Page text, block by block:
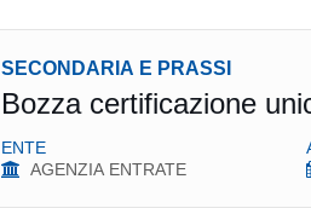
SECONDARIA E PRASSI
Bozza certificazione
ENTE
AGENZIA ENTRATE